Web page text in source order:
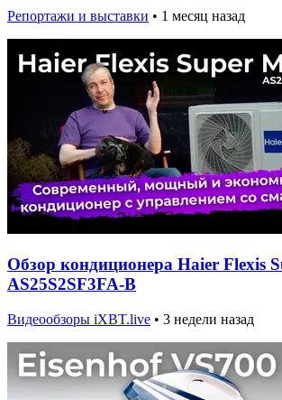
Репортажи и выставки • 1 месяц назад
Обзор кондиционера Haier Flexis
AS25S2SF3FA-B
Видеообзоры iXBT.live • 3 недели назад